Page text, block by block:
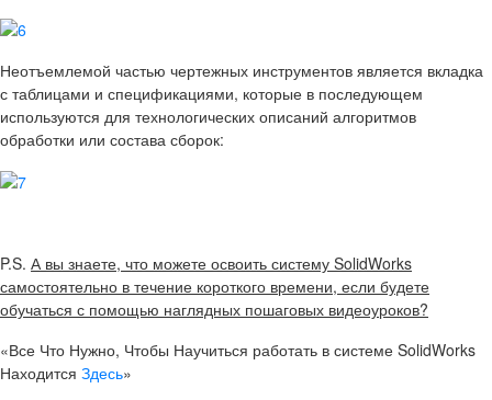
Неотъемлемой частью чертежных инструментов является вкладка
с таблицами и спецификациями, которые в последующем
используются для технологических описаний алгоритмов
обработки или состава сборок:
P.S. А вы знаете, что можете освоить систему SolidWorks
самостоятельно в течение короткого времени, если будете
обучаться с помощью наглядных пошаговых видеоуроков?
«Все Что Нужно, Чтобы Научиться работать в системе SolidWorks
Находится Здесь»